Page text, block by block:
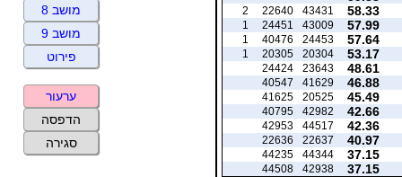
58.33
43431
22640
2
57.99
43009
24451
1
57.64
24453
40476
1
53.17
20304
20305
1
48.61
23643
24424
46.88
41629
40547
45.49
20525
41625
42.66
42982
40795
42.36
44517
42953
40.97
22637
22636
37.15
44344
44235
37.15
42938
44508
מושב 8
מושב 9
פירוט
ערעור
הדפסה
סגירה